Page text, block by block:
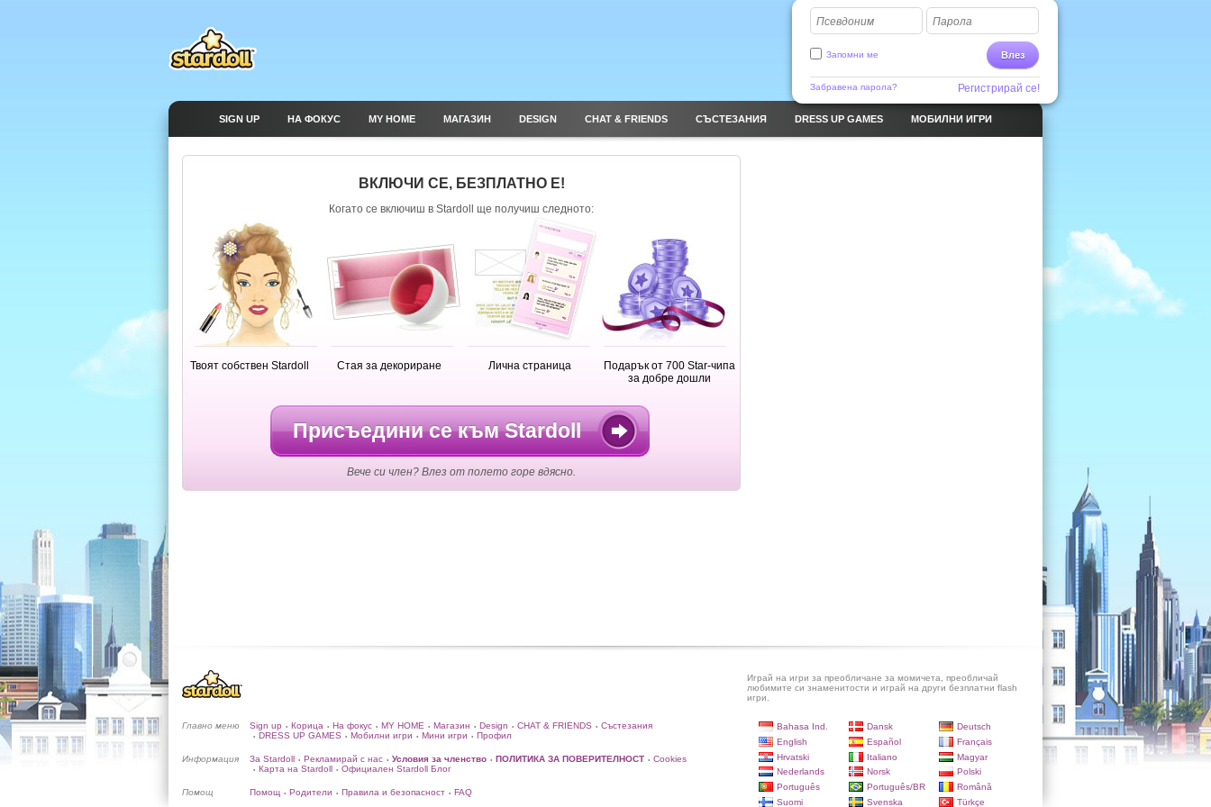
Псевдоним Парола
Влез
Запомни ме
Забравена парола? Регистрирай се!
SIGN UP НА ФОКУС MY HOME МАГАЗИН DESIGN CHAT & FRIENDS СЪСТЕЗАНИЯ DRESS UP GAMES МОБИЛНИ ИГРИ
ВКЛЮЧИ СЕ, БЕЗПЛАТНО Е!
Когато се включиш в Stardoll ще получиш следното:
Твоят собствен Stardoll Стая за декориране Лична страница
Подарък от 700 Star-чипа
за добре дошли
Присъедини се към Stardoll
Вече си член? Влез от полето горе вдясно.
Играй на игри за преобличане за момичета, преобличай
любимите си знаменитости и играй на други безплатни flash
игри.
Главно меню Sign up • Корица • На фокус • MY HOME • Магазин • Design • CHAT & FRIENDS • Състезания
• DRESS UP GAMES • Мобилни игри • Мини игри • Профил
Информация За Stardoll • Рекламирай с нас • Условия за членство • ПОЛИТИКА ЗА ПОВЕРИТЕЛНОСТ • Cookies
• Карта на Stardoll • Официален Stardoll Блог
Помощ Помощ • Родители • Правила и безопасност • FAQ
Bahasa Ind. Dansk
Deutsch
English
Español
Français
Hrvatski
Italiano
Magyar
Nederlands
Norsk
Polski
Português
Português/BR
Română
Suomi
Svenska Türkçe